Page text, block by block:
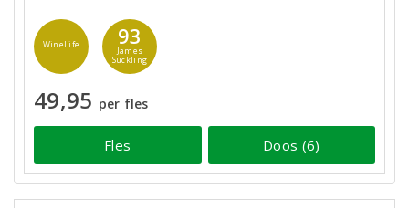
WineLife 93
James
Suckling
49,95 per fles
Fles Doos (6)